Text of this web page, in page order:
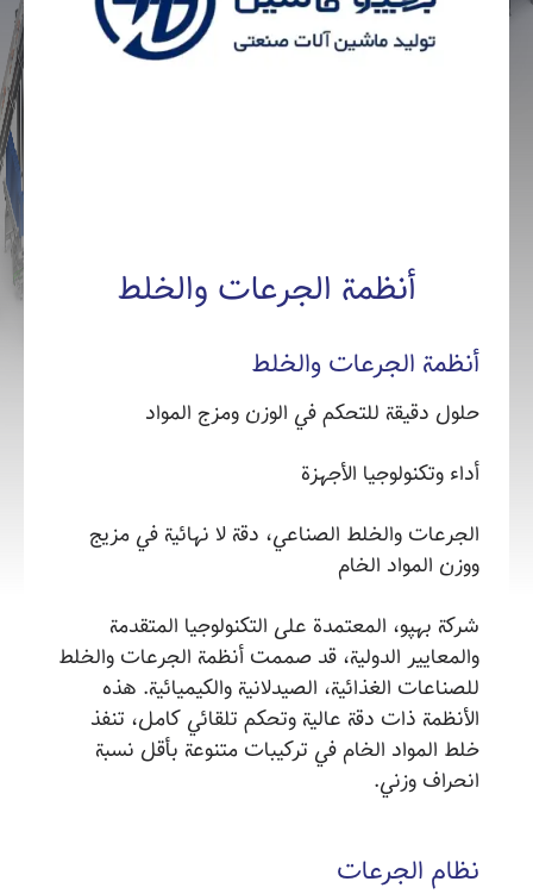
أنظمة الجرعات والخلط
أنظمة الجرعات والخلط
حلول دقيقة للتحكم في الوزن ومزج المواد
أداء وتكنولوجيا الأجهزة
الجرعات والخلط الصناعي، دقة لا نهائية في مزيج
ووزن المواد الخام
شركة بهپو، المعتمدة على التكنولوجيا المتقدمة
والمعايير الدولية، قد صممت أنظمة الجرعات والخلط
للصناعات الغذائية، الصيدلانية والكيميائية. هذه
الأنظمة ذات دقة عالية وتحكم تلقائي كامل، تنفذ
خلط المواد الخام في تركيبات متنوعة بأقل نسبة
انحراف وزني.
نظام الجرعات